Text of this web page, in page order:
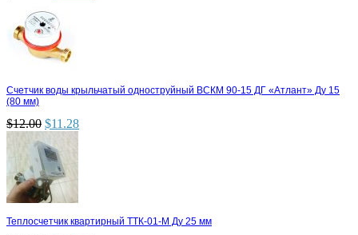
Счетчик воды крыльчатый одноструйный ВСКМ 90-15 ДГ «Атлант» Ду 15
(80 мм)
$12.00 $11.28
Теплосчетчик квартирный ТТК-01-М Ду 25 мм